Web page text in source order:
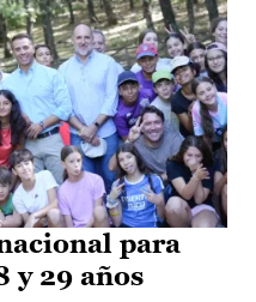
para
y 29 años